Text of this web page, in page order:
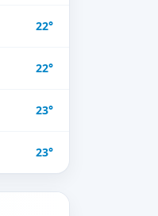
22°
22°
23°
23°